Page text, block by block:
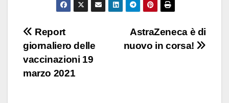
Navigazione
articoli
AstraZeneca è di
nuovo in corsa!
Report
giornaliero delle
vaccinazioni 19
marzo 2021